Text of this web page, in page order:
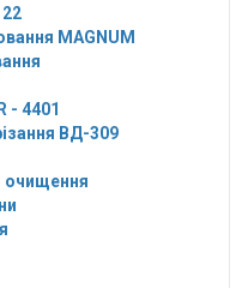
MAGNUM
- 4401
ВД-309
очищення